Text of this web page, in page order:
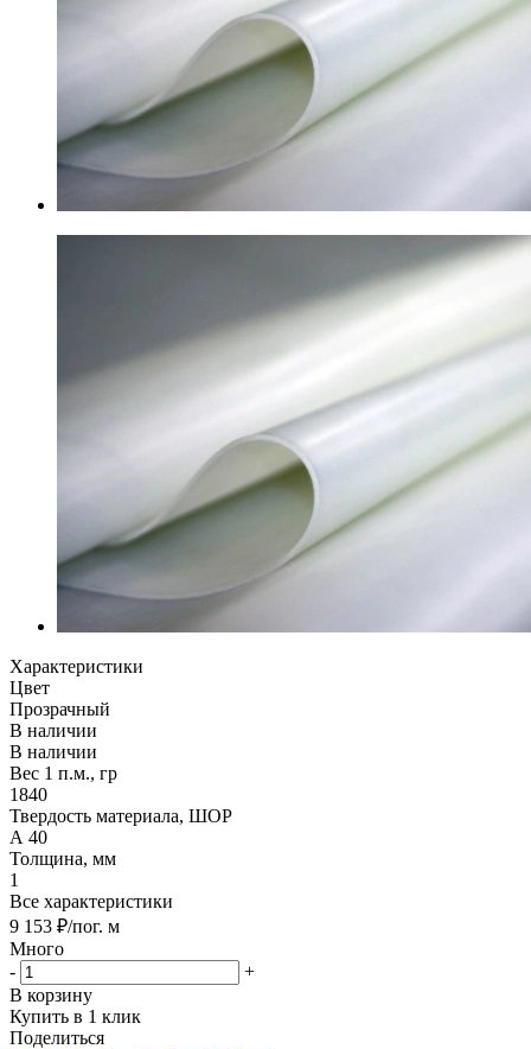
Характеристики
Цвет
Прозрачный
В наличии
В наличии
Вес 1 п.м., гр
1840
Твердость материала, ШОР
А 40
Толщина, мм
1
Все характеристики
9 153 ₽/пог. м
Много
-
+
В корзину
Купить в 1 клик
Поделиться